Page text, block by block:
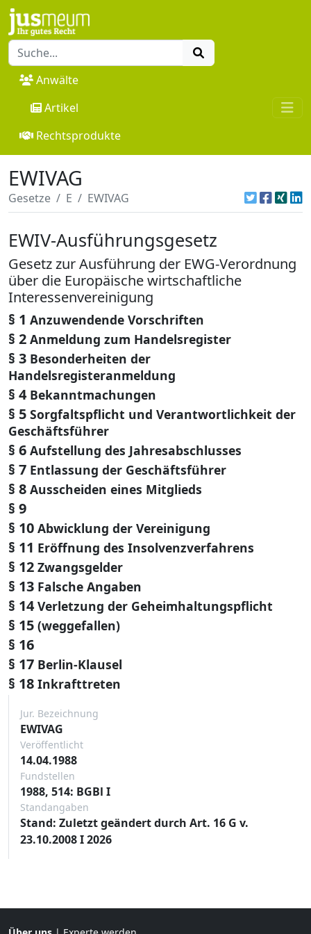
Anwälte
Artikel
Rechtsprodukte
EWIVAG
Gesetze E EWIVAG
EWIV-Ausführungsgesetz
Gesetz zur Ausführung der EWG-Verordnung
über die Europäische wirtschaftliche
Interessenvereinigung
§ 1 Anzuwendende Vorschriften
§ 2 Anmeldung zum Handelsregister
§ 3 Besonderheiten der
Handelsregisteranmeldung
§ 4 Bekanntmachungen
§ 5 Sorgfaltspflicht und Verantwortlichkeit der
Geschäftsführer
§ 6 Aufstellung des Jahresabschlusses
§ 7 Entlassung der Geschäftsführer
§ 8 Ausscheiden eines Mitglieds
§ 9
§ 10 Abwicklung der Vereinigung
§ 11 Eröffnung des Insolvenzverfahrens
§ 12 Zwangsgelder
§ 13 Falsche Angaben
§ 14 Verletzung der Geheimhaltungspflicht
§ 15 (weggefallen)
§ 16
§ 17 Berlin-Klausel
§ 18 Inkrafttreten
Jur. Bezeichnung
EWIVAG
Veröffentlicht
14.04.1988
Fundstellen
1988, 514: BGBl I
Standangaben
Stand: Zuletzt geändert durch Art. 16 G v.
23.10.2008 I 2026